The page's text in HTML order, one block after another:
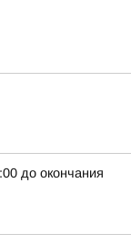
до окончания